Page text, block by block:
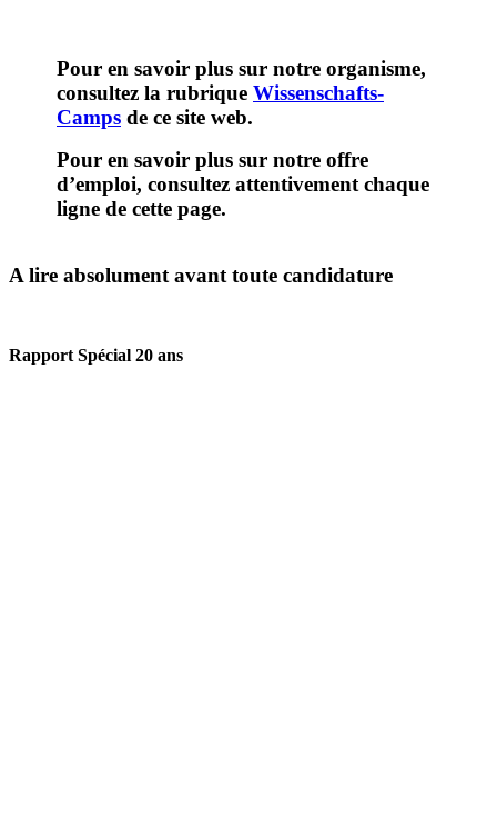
Pour en savoir plus sur notre organisme,
consultez la rubrique Wissenschafts-
Camps de ce site web.
Pour en savoir plus sur notre offre
d’emploi, consultez attentivement chaque
ligne de cette page.
A lire absolument avant toute candidature
Rapport Spécial 20 ans